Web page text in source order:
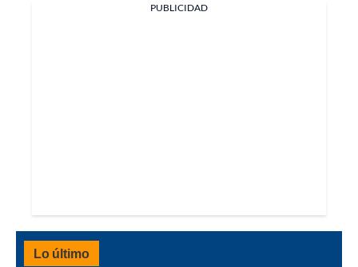
PUBLICIDAD
Lo último